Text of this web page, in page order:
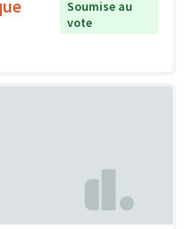
Soumise au
vote